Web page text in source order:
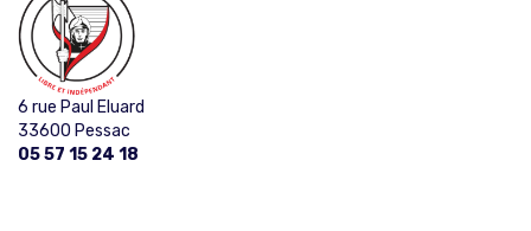
6 rue Paul Eluard
33600 Pessac
05 57 15 24 18